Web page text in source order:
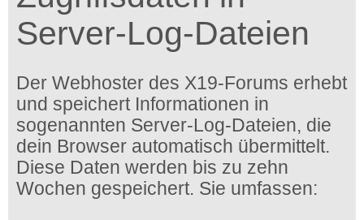
Server-Log-Dateien
Der Webhoster des X19-Forums erhebt
und speichert Informationen in
sogenannten Server-Log-Dateien, die
dein Browser automatisch übermittelt.
Diese Daten werden bis zu zehn
Wochen gespeichert. Sie umfassen: